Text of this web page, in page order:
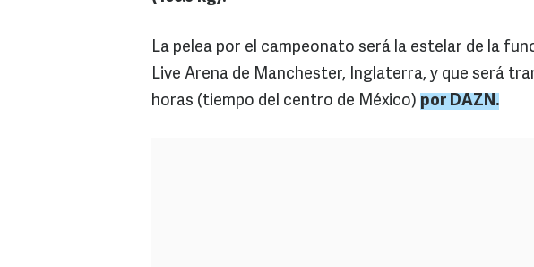
La pelea por el campeonato será la estelar de la
Live Arena de Manchester, Inglaterra, y que será
horas (tiempo del centro de México) por DAZN.